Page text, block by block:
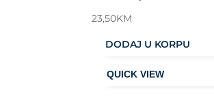
23,50KM
DODAJ U KORPU